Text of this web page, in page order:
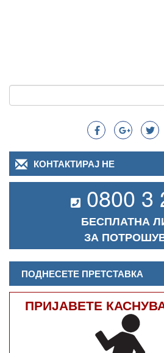
Search
Пребарување
КОНТАКТИРАЈ НЕ
0800 3
БЕСПЛАТНА
ЗА
ПОДНЕСЕТЕ ПРЕТСТАВКА
ПРИЈАВЕТЕ